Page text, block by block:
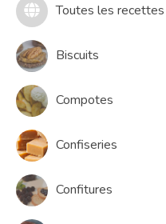
Toutes les recettes
Biscuits
Compotes
Confiseries
Confitures